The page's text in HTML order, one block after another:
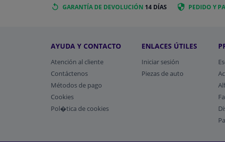
GARANTÍA DE DEVOLUCIÓN 14 DÍAS PEDIDO Y
AYUDA Y CONTACTO
Atención al cliente
Contáctenos
Métodos de pago
​Cookies
Pol�tica de cookies
ENLACES ÚTILES
Iniciar sesión
Piezas de auto